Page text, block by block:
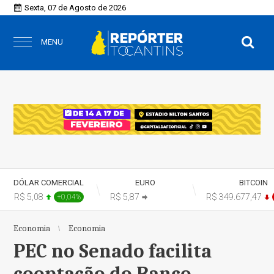
Sexta, 07 de Agosto de 2026
MENU
DÓLAR COMERCIAL
R$ 5,08 +0,04%
EURO
R$ 5,87
BITCOIN
R$ 349.677,47
Economia Economia
PEC no Senado facilita